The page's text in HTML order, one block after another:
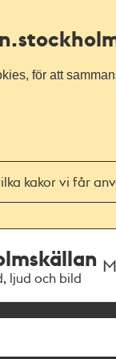
för att
kakor vi får
ljud och bild